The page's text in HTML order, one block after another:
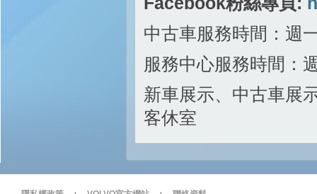
中古車服務時間：週
服務中心服務時間：
新車展示、中古車展
客休室